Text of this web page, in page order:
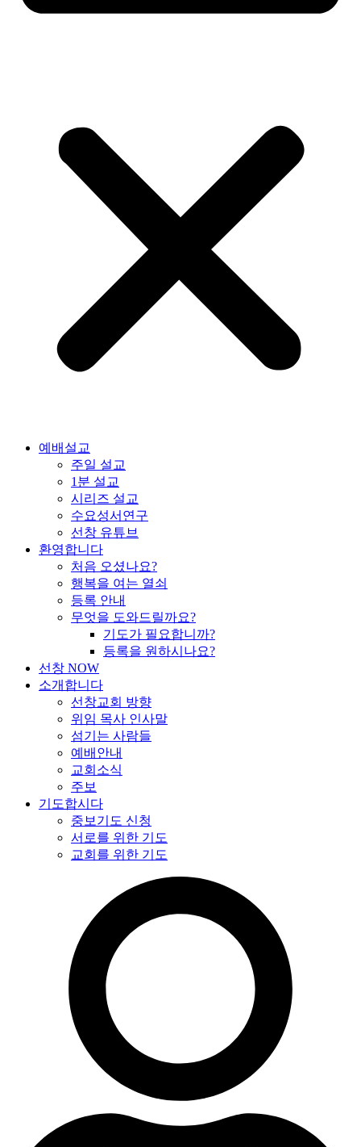
예배설교
주일 설교
1분 설교
시리즈 설교
수요성서연구
선창 유튜브
환영합니다
처음 오셨나요?
행복을 여는 열쇠
등록 안내
무엇을 도와드릴까요?
기도가 필요합니까?
등록을 원하시나요?
선창 NOW
소개합니다
선창교회 방향
위임 목사 인사말
섬기는 사람들
예배안내
교회소식
주보
기도합시다
중보기도 신청
서로를 위한 기도
교회를 위한 기도